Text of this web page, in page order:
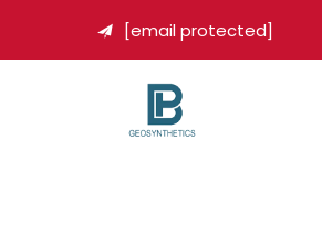
 [email protected]